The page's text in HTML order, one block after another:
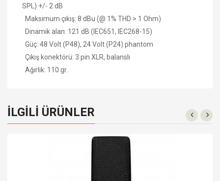
SPL) +/- 2 dB
Maksimum çıkış: 8 dBu (@ 1% THD > 1 Ohm)
Dinamik alan: 121 dB (IEC651, IEC268-15)
Güç: 48 Volt (P48), 24 Volt (P24) phantom
Çıkış konektörü: 3 pin XLR, balanslı
Ağırlık: 110 gr.
İLGILI ÜRÜNLER